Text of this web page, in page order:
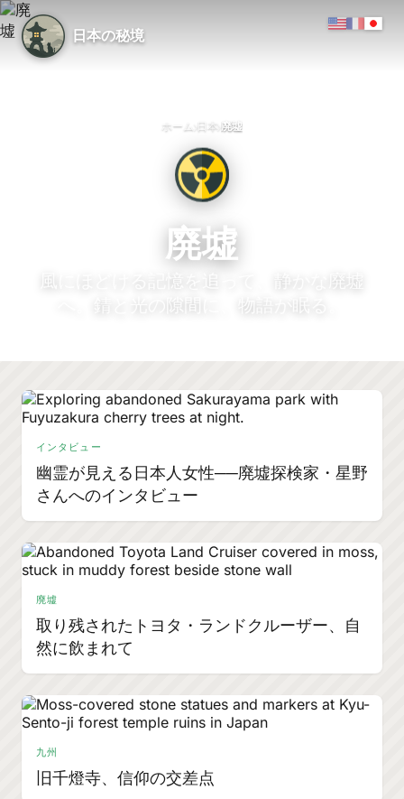
日本の秘境
ホーム 日本›廃墟
廃墟
風にほどける記憶を追って、静かな廃墟
へ。錆と光の隙間に、物語が眠る。
インタビュー
幽霊が見える日本人女性──廃墟探検家・星野
さんへのインタビュー
廃墟
取り残されたトヨタ・ランドクルーザー、自
然に飲まれて
九州
旧千燈寺、信仰の交差点